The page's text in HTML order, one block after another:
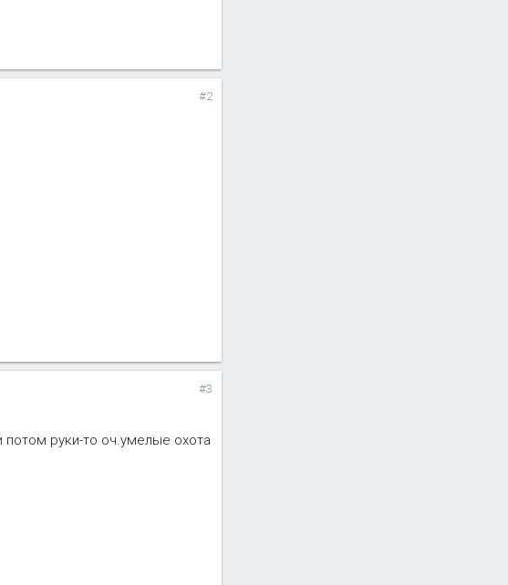
#2
#3
потом руки-то оч.умелые охота